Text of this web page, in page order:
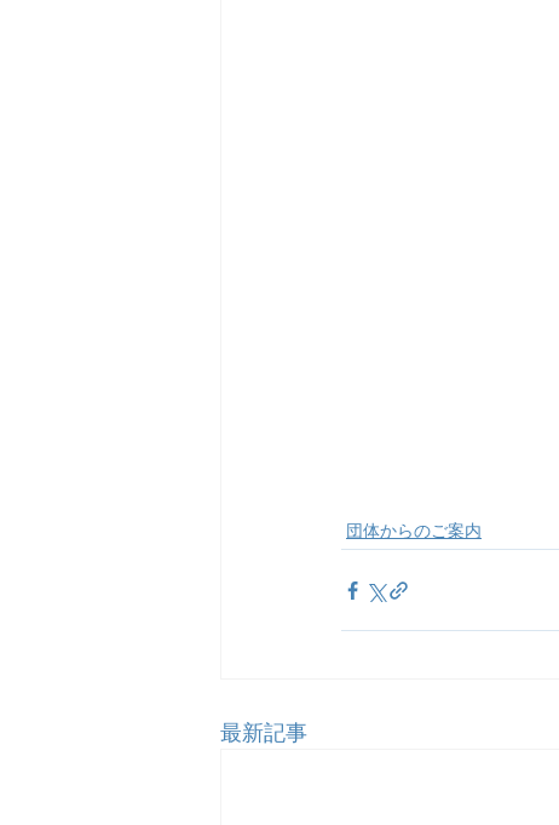
団体からのご案内
最新記事